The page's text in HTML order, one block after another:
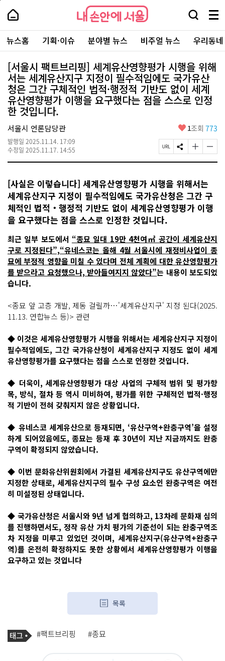
본
로
가
내
손
안
에
서
울
-
서
울
시
대
표
소
통
포
털
내
손
에
울
검
창
열
기
메
뉴
전
체
보
기
주
요
서
뉴스홈 기획·이슈 분야별 뉴스 비주얼 뉴스 우리동
[서울시 팩트브리핑] 세계유산영향평가 시행을 위해
서는 세계유산지구 지정이 필수적임에도 국가유산
청은 그간 구체적인 법적·행정적 기반도 없이 세계
유산영향평가 이행을 요구했다는 점을 스스로 인정
한 것입니다.
서울시 언론담당관
발행일 2025.11.14. 17:09
수정일 2025.11.17. 14:55
좋
요
1조회 773
페
이
R
L
복
사
S
N
유
하
기
글
자
크
게
변
경
글
자
게
변
경
[사실은 이렇습니다] 세계유산영향평가 시행을 위해서는
세계유산지구 지정이 필수적임에도 국가유산청은 그간 구
체적인 법적‧행정적 기반도 없이 세계유산영향평가 이행
을 요구했다는 점을 스스로 인정한 것입니다.
최근 일부 보도에서 “종묘 일대 19만 4천여㎡ 공간이 세계유산지
구로 지정된다”,“유네스코는 올해 4월 서울시에 재정비사업이 종
묘에 부정적 영향을 미칠 수 있다며 전체 계획에 대한 유산영향평가
를 받으라고 요청했으나, 받아들여지지 않았다”는 내용이 보도되었
습니다.
<종묘 앞 고층 개발, 제동 걸릴까…'세계유산지구' 지정 된다(2025.
11.13. 연합뉴스 등)> 관련
◆ 이것은 세계유산영향평가 시행을 위해서는 세계유산지구 지정이
필수적임에도, 그간 국가유산청이 세계유산지구 지정도 없이 세계
유산영향평가를 요구했다는 점을 스스로 인정한 것입니다.
◆ 더욱이, 세계유산영향평가 대상 사업의 구체적 범위 및 평가항
목, 방식, 절차 등 역시 미비하여, 평가를 위한 구체적인 법적·행정
적 기반이 전혀 갖춰지지 않은 상황입니다.
◆ 유네스코 세계유산으로 등재되면, ‘유산구역+완충구역’을 설정
하게 되어있음에도, 종묘는 등재 후 30년이 지난 지금까지도 완충
구역이 확정되지 않았습니다.
◆ 이번 문화유산위원회에서 가결된 세계유산지구도 유산구역에만
지정한 상태로, 세계유산지구의 필수 구성 요소인 완충구역은 여전
히 미설정된 상태입니다.
◆ 국가유산청은 서울시와 9년 넘게 협의하고, 13차례 문화재 심의
를 진행하면서도, 정작 유산 가치 평가의 기준선이 되는 완충구역조
차 지정을 미루고 있었던 것이며, 세계유산지구(유산구역+완충구
역)를 온전히 확정하지도 못한 상황에서 세계유산영향평가 이행을
요구하고 있는 것입니다
목록
기
사
태
그
#팩트브리핑 #종묘
페
상
단
로